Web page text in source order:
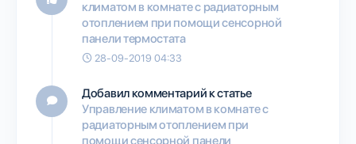
климатом в комнате с радиаторным
отоплением при помощи сенсорной
панели термостата
28-09-2019 04:33
Добавил комментарий к статье
Управление климатом в комнате с
радиаторным отоплением при
помощи сенсорной панели